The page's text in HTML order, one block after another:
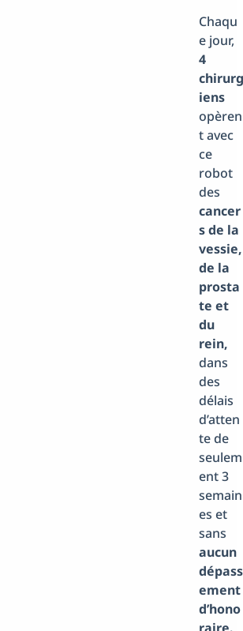
Chaqu
e jour,
4
chirurg
iens
opèren
t avec
ce
robot
des
cancer
s de la
vessie,
de la
prosta
te et
du
rein,
dans
des
délais
d’atten
te de
seulem
ent 3
semain
es et
sans
aucun
dépass
ement
d’hono